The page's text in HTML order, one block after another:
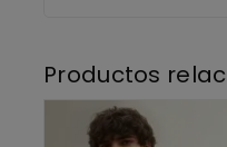
Productos